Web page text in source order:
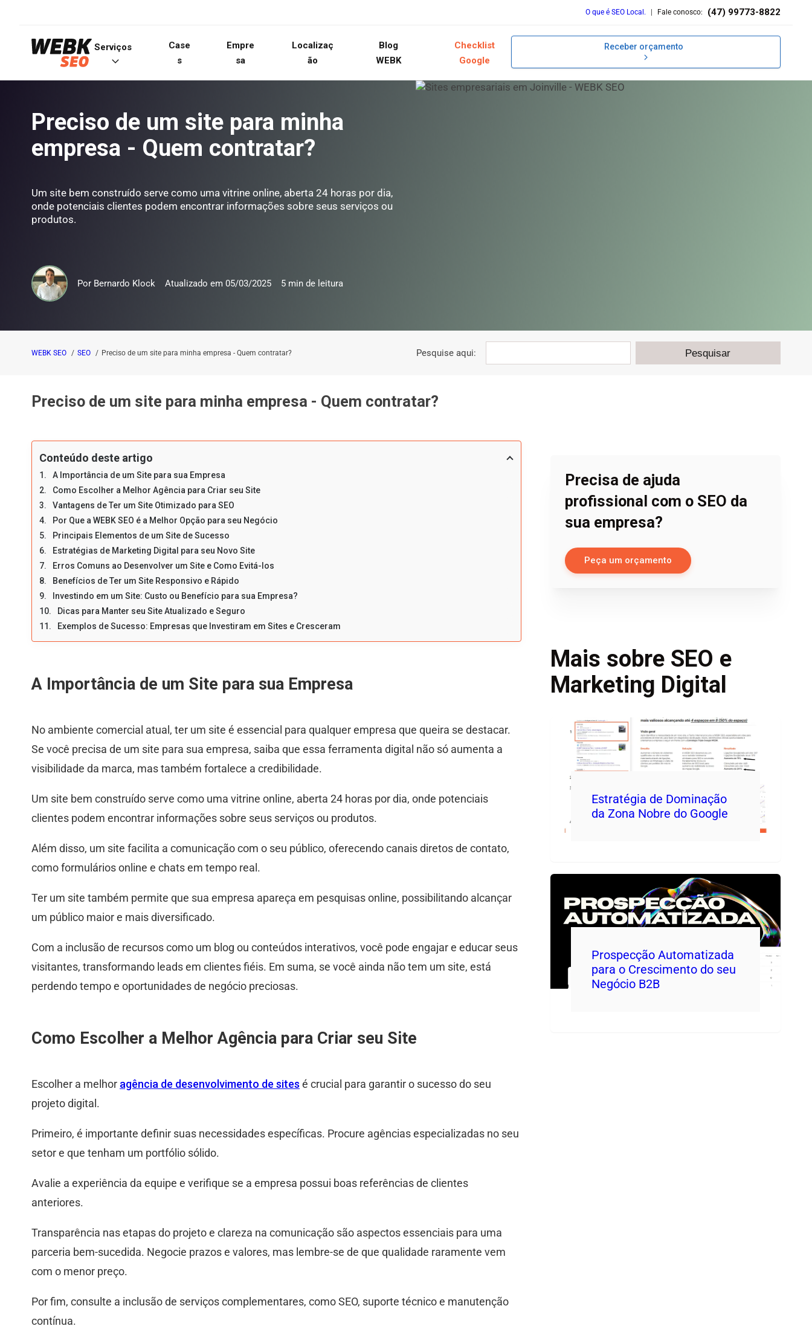
O que é SEO Local. Fale conosco: (47) 99773-8822
Serviços
Case
s
Empre
sa
Localizaç
ão
Blog
WEBK
Checklist
Google
Receber orçamento
Preciso de um site para minha
empresa - Quem contratar?
Um site bem construído serve como uma vitrine online, aberta 24 horas por dia,
onde potenciais clientes podem encontrar informações sobre seus serviços ou
produtos.
Por Bernardo Klock Atualizado em 05/03/2025 5 min de leitura
WEBK SEO SEO Preciso de um site para minha empresa - Quem contratar? Pesquise aqui:
Preciso de um site para minha empresa - Quem contratar?
Conteúdo deste artigo
A Importância de um Site para sua Empresa
Como Escolher a Melhor Agência para Criar seu Site
Vantagens de Ter um Site Otimizado para SEO
Por Que a WEBK SEO é a Melhor Opção para seu Negócio
Principais Elementos de um Site de Sucesso
Estratégias de Marketing Digital para seu Novo Site
Erros Comuns ao Desenvolver um Site e Como Evitá-los
Benefícios de Ter um Site Responsivo e Rápido
Investindo em um Site: Custo ou Benefício para sua Empresa?
Dicas para Manter seu Site Atualizado e Seguro
Exemplos de Sucesso: Empresas que Investiram em Sites e Cresceram
A Importância de um Site para sua Empresa
No ambiente comercial atual, ter um site é essencial para qualquer empresa que queira se destacar.
Se você precisa de um site para sua empresa, saiba que essa ferramenta digital não só aumenta a
visibilidade da marca, mas também fortalece a credibilidade.
Um site bem construído serve como uma vitrine online, aberta 24 horas por dia, onde potenciais
clientes podem encontrar informações sobre seus serviços ou produtos.
Além disso, um site facilita a comunicação com o seu público, oferecendo canais diretos de contato,
como formulários online e chats em tempo real.
Ter um site também permite que sua empresa apareça em pesquisas online, possibilitando alcançar
um público maior e mais diversificado.
Com a inclusão de recursos como um blog ou conteúdos interativos, você pode engajar e educar seus
visitantes, transformando leads em clientes fiéis. Em suma, se você ainda não tem um site, está
perdendo tempo e oportunidades de negócio preciosas.
Como Escolher a Melhor Agência para Criar seu Site
Escolher a melhor agência de desenvolvimento de sites é crucial para garantir o sucesso do seu
projeto digital.
Primeiro, é importante definir suas necessidades específicas. Procure agências especializadas no seu
setor e que tenham um portfólio sólido.
Avalie a experiência da equipe e verifique se a empresa possui boas referências de clientes
anteriores.
Transparência nas etapas do projeto e clareza na comunicação são aspectos essenciais para uma
parceria bem-sucedida. Negocie prazos e valores, mas lembre-se de que qualidade raramente vem
com o menor preço.
Por fim, consulte a inclusão de serviços complementares, como SEO, suporte técnico e manutenção
contínua.
Precisa de ajuda
profissional com o SEO da
sua empresa?
Peça um orçamento
Mais sobre SEO e
Marketing Digital
Estratégia de Dominação
da Zona Nobre do Google
Prospecção Automatizada
para o Crescimento do seu
Negócio B2B